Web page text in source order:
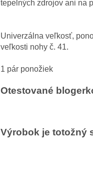
tepelných zdrojov ani na
Univerzálna veľkosť,
veľkosti nohy č. 41.
1 pár ponožiek
Otestované
Výrobok je totožný